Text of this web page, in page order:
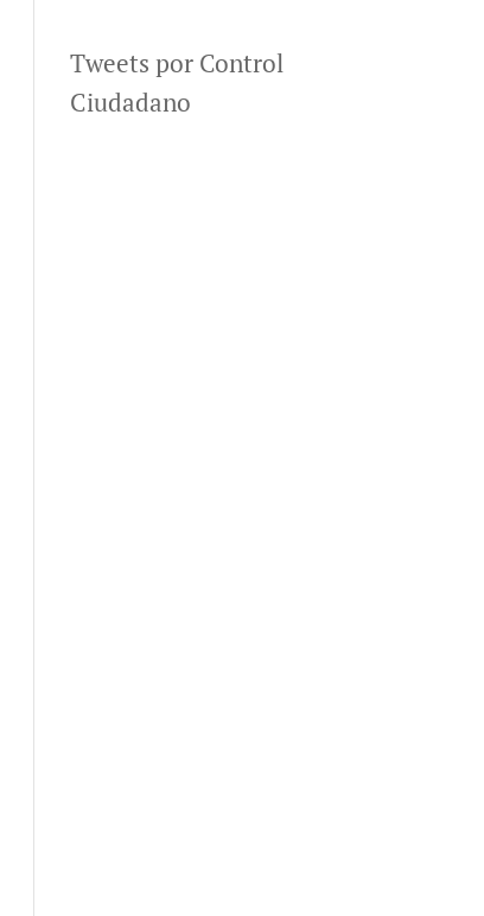
Tweets por Control
Ciudadano